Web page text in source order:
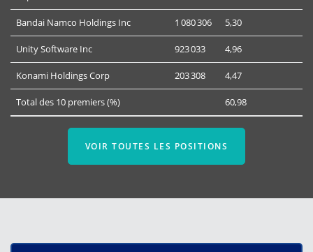
Bandai Namco Holdings Inc 1 080 306 5,30
Unity Software Inc 923 033 4,96
Konami Holdings Corp 203 308 4,47
Total des 10 premiers (%) 60,98
VOIR TOUTES LES POSITIONS